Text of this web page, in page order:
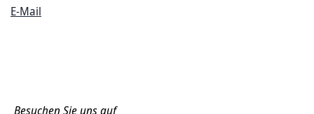
E-Mail
Besuchen Sie uns auf